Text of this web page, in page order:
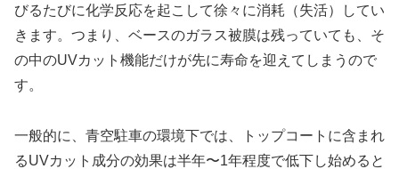
びるたびに化学反応を起こして徐々に消耗（失活）してい
きます。つまり、ベースのガラス被膜は残っていても、そ
の中のUVカット機能だけが先に寿命を迎えてしまうので
す。
一般的に、青空駐車の環境下では、トップコートに含まれ
るUVカット成分の効果は半年〜1年程度で低下し始めると